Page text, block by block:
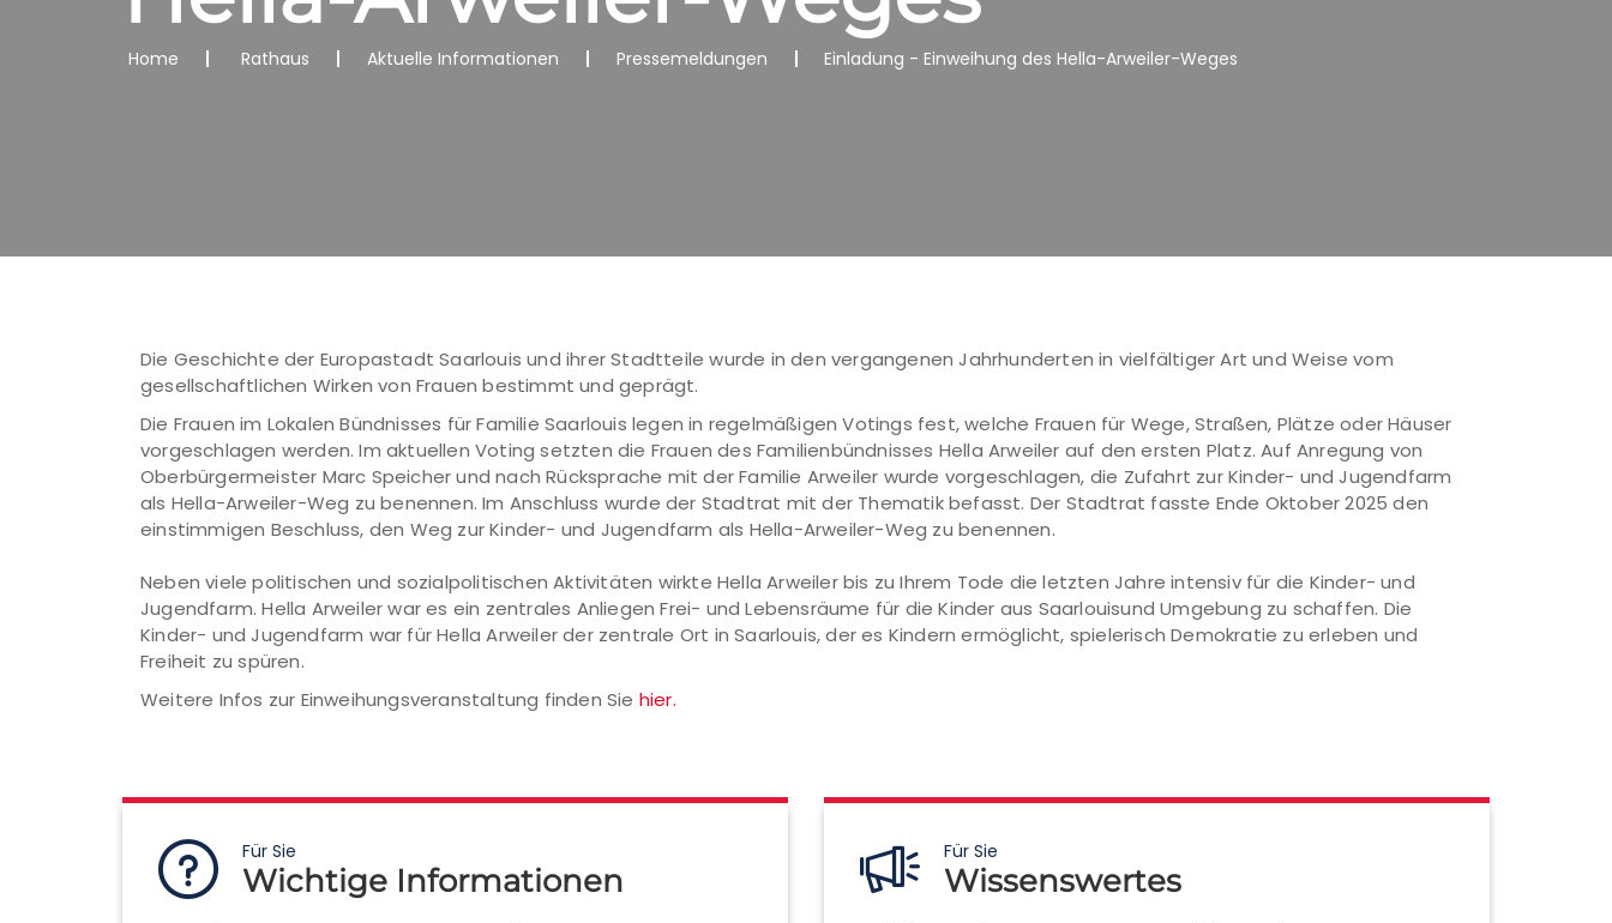
Home Rathaus Aktuelle Informationen Pressemeldungen Einladung - Einweihung des Hella-Arweiler-Weges
Die Geschichte der Europastadt Saarlouis und ihrer Stadtteile wurde in den vergangenen Jahrhunderten in vielfältiger Art und Weise vom
gesellschaftlichen Wirken von Frauen bestimmt und geprägt.
Die Frauen im Lokalen Bündnisses für Familie Saarlouis legen in regelmäßigen Votings fest, welche Frauen für Wege, Straßen, Plätze oder Häuser
vorgeschlagen werden. Im aktuellen Voting setzten die Frauen des Familienbündnisses Hella Arweiler auf den ersten Platz. Auf Anregung von
Oberbürgermeister Marc Speicher und nach Rücksprache mit der Familie Arweiler wurde vorgeschlagen, die Zufahrt zur Kinder- und Jugendfarm
als Hella-Arweiler-Weg zu benennen. Im Anschluss wurde der Stadtrat mit der Thematik befasst. Der Stadtrat fasste Ende Oktober 2025 den
einstimmigen Beschluss, den Weg zur Kinder- und Jugendfarm als Hella-Arweiler-Weg zu benennen.
Neben viele politischen und sozialpolitischen Aktivitäten wirkte Hella Arweiler bis zu Ihrem Tode die letzten Jahre intensiv für die Kinder- und
Jugendfarm. Hella Arweiler war es ein zentrales Anliegen Frei- und Lebensräume für die Kinder aus Saarlouisund Umgebung zu schaffen. Die
Kinder- und Jugendfarm war für Hella Arweiler der zentrale Ort in Saarlouis, der es Kindern ermöglicht, spielerisch Demokratie zu erleben und
Freiheit zu spüren.
Weitere Infos zur Einweihungsveranstaltung finden Sie hier.
Für Sie
Wichtige Informationen
Für Sie
Wissenswertes